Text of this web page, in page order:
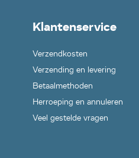
Klantenservice
Verzendkosten
Verzending en levering
Betaalmethoden
Herroeping en annuleren
Veel gestelde vragen